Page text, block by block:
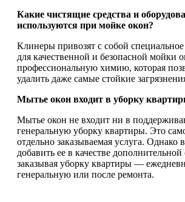
Какие чистящие средства и
используются при мойке окон?
Клинеры привозят с собой
для качественной и безопасной мойки
профессиональную химию, которая
удалить даже самые стойкие
Мытье окон входит в уборку
Мытье окон не входит ни в
генеральную уборку квартиры. Это
отдельно заказываемая услуга. Однако
добавить ее в качестве
заказывая уборку квартиры —
генеральную или после ремонта.